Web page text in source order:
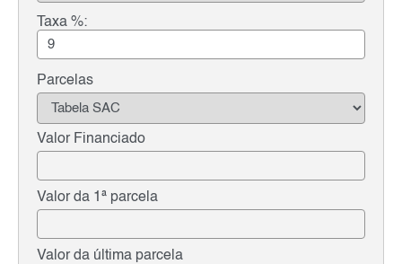
Taxa %:
Parcelas
Valor Financiado
Valor da 1ª parcela
Valor da última parcela